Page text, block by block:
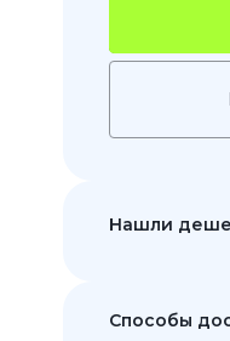
Нашли
Способы